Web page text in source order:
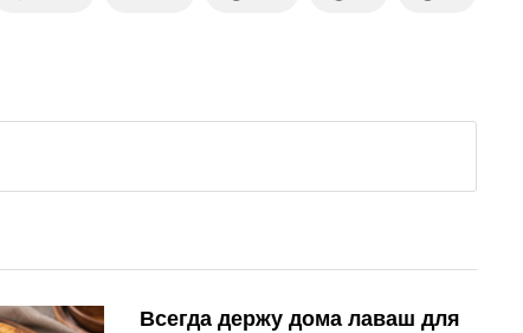
Всегда держу дома лаваш для